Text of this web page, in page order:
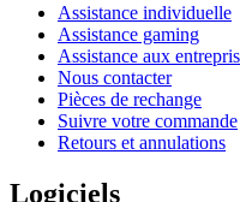
Assistance individuelle
Assistance gaming
Assistance aux
Nous contacter
Pièces de rechange
Suivre votre commande
Retours et annulations
Logiciels